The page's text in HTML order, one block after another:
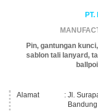
PT.
Pin, gantungan
sablon tali lanyard,
Alamat
: Jl.
Bandung